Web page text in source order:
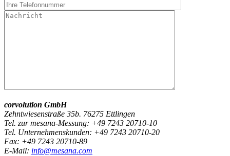
corvolution GmbH
Zehntwiesenstraße 35b. 76275 Ettlingen
Tel. zur mesana-Messung: +49 7243 20710-10
Tel. Unternehmenskunden: +49 7243 20710-20
Fax: +49 7243 20710-89
E-Mail: info@mesana.com